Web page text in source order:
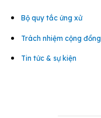
Bộ quy tắc ứng xử
Trách nhiệm cộng đồng
Tin tức & sự kiện